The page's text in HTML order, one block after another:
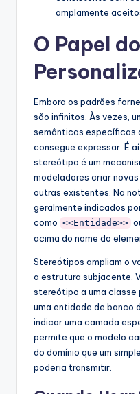
amplamente
O Papel
Embora os padrões
são infinitos. Às vezes,
semânticas específicas
consegue expressar. É
stereótipo é um
modeladores criar
outras existentes. Na
geralmente indicados
como <<Entidade>>
acima do nome do
Stereótipos ampliam o
a estrutura subjacente.
stereótipo a uma classe
uma entidade de banco
indicar uma camada
permite que o modelo
do domínio que um
poderia transmitir.